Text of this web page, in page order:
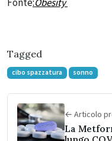
Tagged
cibo spazzatura sonno
← Articolo
La